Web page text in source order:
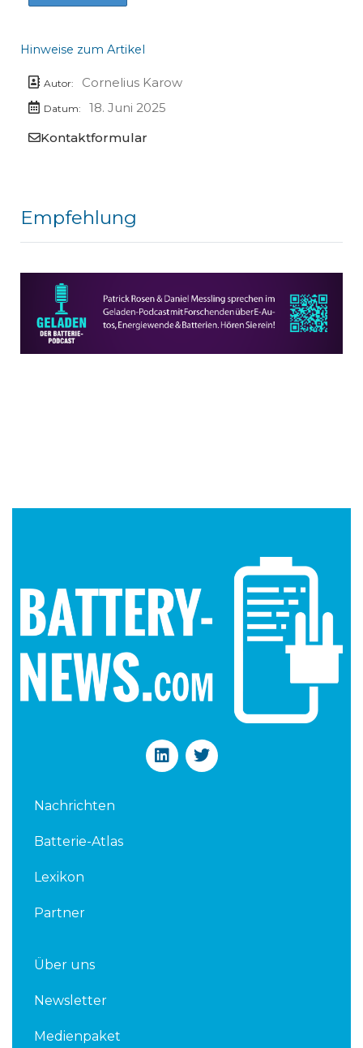
Hinweise zum Artikel
Autor: Cornelius Karow
Datum:
18. Juni 2025
Kontaktformular
Empfehlung
L
i
T
w
Nachrichten
Batterie-Atlas
Lexikon
Partner
Über uns
Newsletter
Medienpaket